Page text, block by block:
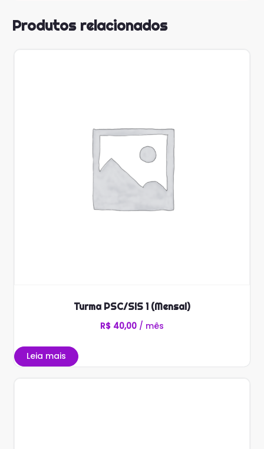
Produtos relacionados
Turma PSC/SIS 1 (Mensal)
R$ 40,00 / mês
Leia mais